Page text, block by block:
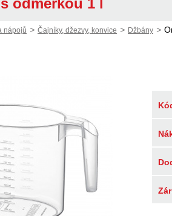
odměrkou 1 l
nápojů > Čajníky, džezvy, konvice > Džbány >